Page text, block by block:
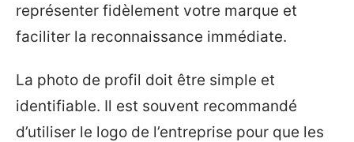
représenter fidèlement votre marque et
faciliter la reconnaissance immédiate.
La photo de profil doit être simple et
identifiable. Il est souvent recommandé
d’utiliser le logo de l’entreprise pour que les